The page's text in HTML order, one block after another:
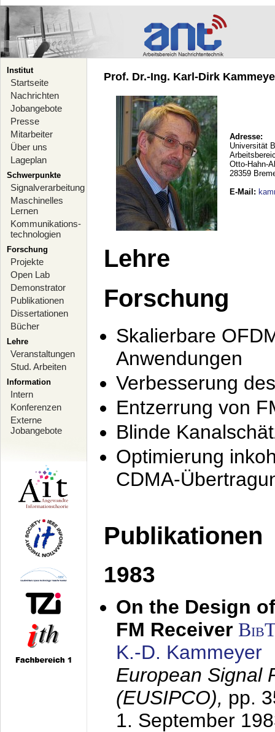
Institut
Startseite
Nachrichten
Jobangebote
Presse
Mitarbeiter
Über uns
Lageplan
Schwerpunkte
Signalverarbeitung
Maschinelles
Lernen
Kommunikations-
technologien
Forschung
Projekte
Open Lab
Demonstrator
Publikationen
Dissertationen
Bücher
Lehre
Veranstaltungen
Stud. Arbeiten
Information
Intern
Konferenzen
Externe
Jobangebote
Prof. Dr.-Ing. Karl-Dirk
Adresse:
Universität
Otto-Hahn-
28359
E-Mail :
Lehre
Forschung
Skalierbare
Anwendungen
Verbesserung
Entzerrung von
Blinde
Optimierung
CDMA-
Publikationen
1983
On the Design
FM Receiver
K.-D. Kammeyer
European Signal
(EUSIPCO), pp.
1. September